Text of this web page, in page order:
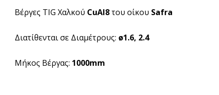
Βέργες TIG Χαλκού CuAl8του οίκου Safra
Διατίθενται σε Διαμέτρους: ø1.6, 2.4
Μήκος Βέργας: 1000mm